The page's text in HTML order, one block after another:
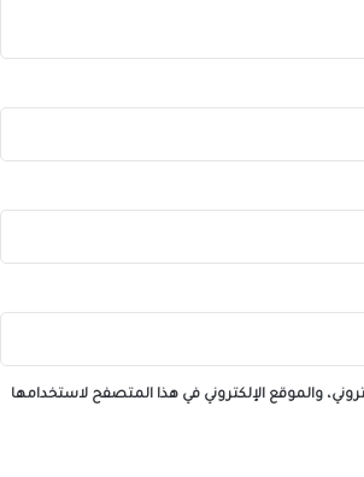
والموقع الإلكتروني في هذا المتصفح لاستخدامها